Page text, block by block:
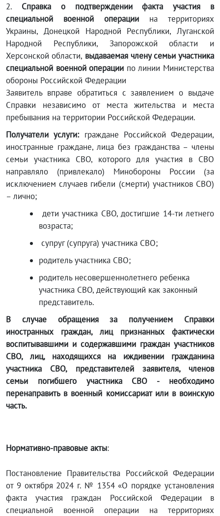
2. Справка о подтверждении факта участия в
специальной военной операции на территориях
Украины, Донецкой Народной Республики, Луганской
Народной Республики, Запорожской области и
Херсонской области, выдаваемая члену семьи участника
специальной военной операции по линии Министерства
обороны Российской Федерации
Заявитель вправе обратиться с заявлением о выдаче
Справки независимо от места жительства и места
пребывания на территории Российской Федерации.
Получатели услуги: граждане Российской Федерации,
иностранные граждане, лица без гражданства – члены
семьи участника СВО, которого для участия в СВО
направляло (привлекало) Минобороны России (за
исключением случаев гибели (смерти) участников СВО)
– лично;
дети участника СВО, достигшие 14-ти летнего
возраста;
супруг (супруга) участника СВО;
родитель участника СВО;
родитель несовершеннолетнего ребенка
участника СВО, действующий как законный
представитель.
В случае обращения за получением Справки
иностранных граждан, лиц признанных фактически
воспитывавшими и содержавшими граждан участников
СВО, лиц, находящихся на иждивении гражданина
участника СВО, представителей заявителя, членов
семьи погибшего участника СВО - необходимо
перенаправить в военный комиссариат или в воинскую
часть.
Нормативно-правовые акты:
Постановление Правительства Российской Федерации
от 9 октября 2024 г. № 1354 «О порядке установления
факта участия граждан Российской Федерации в
специальной военной операции на территориях